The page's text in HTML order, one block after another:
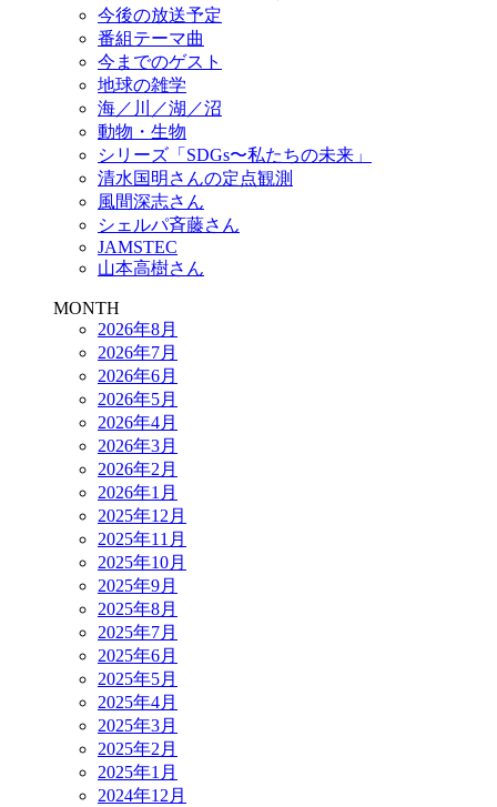
今後の放送予定
番組テーマ曲
今までのゲスト
地球の雑学
海／川／湖／沼
動物・生物
シリーズ「SDGs〜私たちの未来」
清水国明さんの定点観測
風間深志さん
シェルパ斉藤さん
JAMSTEC
山本高樹さん
MONTH
2026年8月
2026年7月
2026年6月
2026年5月
2026年4月
2026年3月
2026年2月
2026年1月
2025年12月
2025年11月
2025年10月
2025年9月
2025年8月
2025年7月
2025年6月
2025年5月
2025年4月
2025年3月
2025年2月
2025年1月
2024年12月